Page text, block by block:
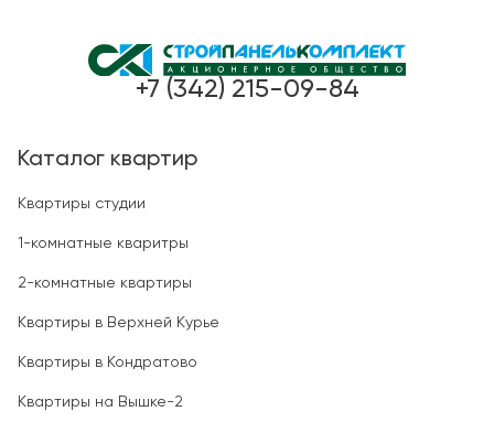
+7 (342) 215-09-84
Каталог квартир
Квартиры студии
1-комнатные кваритры
2-комнатные квартиры
Квартиры в Верхней Курье
Квартиры в Кондратово
Квартиры на Вышке-2